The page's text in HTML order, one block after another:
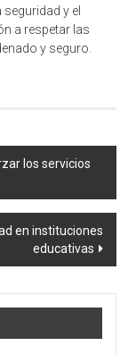
y el
a respetar las
y seguro.
los servicios
en instituciones
educativas